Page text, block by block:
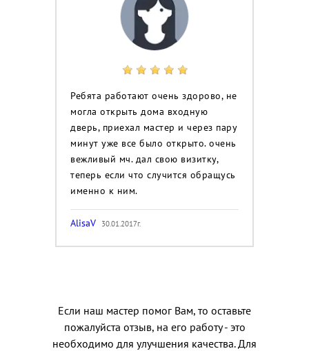
Ребята работают очень здорово, не
могла открыть дома входную
дверь, приехал мастер и через пару
минут уже все было открыто. очень
вежливый мч. дал свою визитку,
теперь если что случится обращусь
именно к ним.
AlisaV 30.01.2017г.
Если наш мастер помог Вам, то оставьте
пожалуйста отзыв, на его работу - это
необходимо для улучшения качества. Для